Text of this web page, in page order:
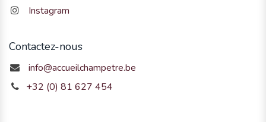
Instagram
Contactez-nous
info@accueilchampetre.be
+32 (0) 81 627 454